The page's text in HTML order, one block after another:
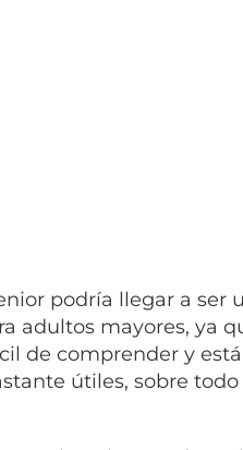
podría llegar a ser
adultos mayores, ya
de comprender y
útiles, sobre todo